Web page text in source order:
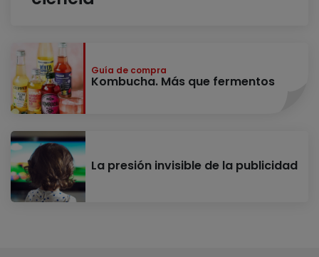
Guía de compra
Kombucha. Más que fermentos
La presión invisible de la publicidad